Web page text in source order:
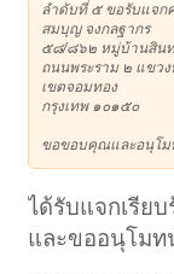
ลำดับที่ ๕ ขอรับแจก
สมบุญ จงกลฐากร
๕๘/๘๖๒ หมู่บ้านสิน
ถนนพระราม ๒ แขว
เขตจอมทอง
กรุงเทพ ๑๐๑๕๐
ขอขอบคุณและอนุโ
ได้รับแจกเรีย
และขออนุโม